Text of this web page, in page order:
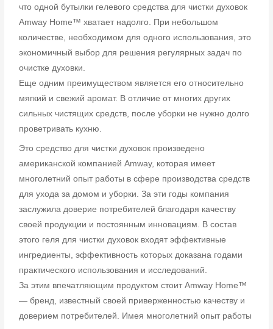
что одной бутылки гелевого средства для чистки духовок
Amway Home™ хватает надолго. При небольшом
количестве, необходимом для одного использования, это
экономичный выбор для решения регулярных задач по
очистке духовки.
Еще одним преимуществом является его относительно
мягкий и свежий аромат. В отличие от многих других
сильных чистящих средств, после уборки не нужно долго
проветривать кухню.
Это средство для чистки духовок произведено
американской компанией Amway, которая имеет
многолетний опыт работы в сфере производства средств
для ухода за домом и уборки. За эти годы компания
заслужила доверие потребителей благодаря качеству
своей продукции и постоянным инновациям. В состав
этого геля для чистки духовок входят эффективные
ингредиенты, эффективность которых доказана годами
практического использования и исследований.
За этим впечатляющим продуктом стоит Amway Home™
— бренд, известный своей приверженностью качеству и
доверием потребителей. Имея многолетний опыт работы